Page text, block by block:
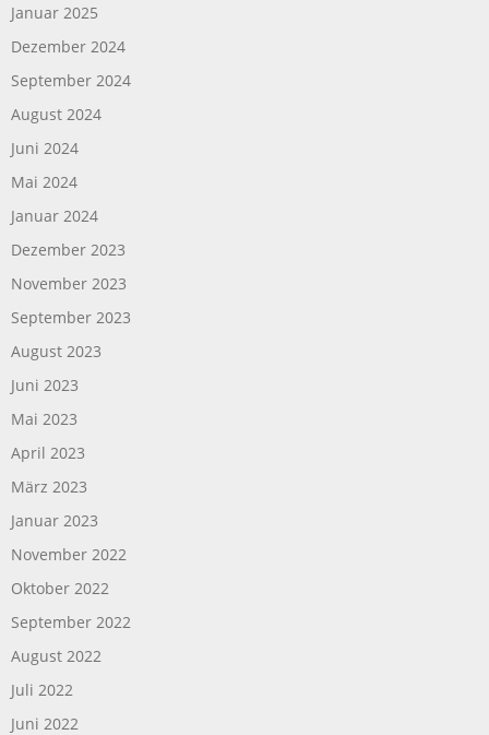
Januar 2025
Dezember 2024
September 2024
August 2024
Juni 2024
Mai 2024
Januar 2024
Dezember 2023
November 2023
September 2023
August 2023
Juni 2023
Mai 2023
April 2023
März 2023
Januar 2023
November 2022
Oktober 2022
September 2022
August 2022
Juli 2022
Juni 2022